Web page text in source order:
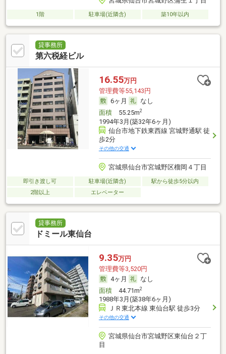
1階 駐車場(近隣含) 築10年以内
貸事務所
第六税経ビル
16.55万円
管理費等55,143円
6ヶ月
なし
面積55.25m2
1994年3月(築32年6ヶ月)
仙台市地下鉄東西線 宮城野通駅 徒
歩2分
その他の交通
宮城県仙台市宮城野区榴岡４丁目
即引き渡し可 駐車場(近隣含)
駅から徒歩5分以内
2階以上
エレベーター
貸事務所
ドミール東仙台
9.35万円
管理費等3,520円
4ヶ月
なし
面積44.71m2
1988年3月(築38年6ヶ月)
ＪＲ東北本線 東仙台駅 徒歩3分
その他の交通
宮城県仙台市宮城野区東仙台２丁
目